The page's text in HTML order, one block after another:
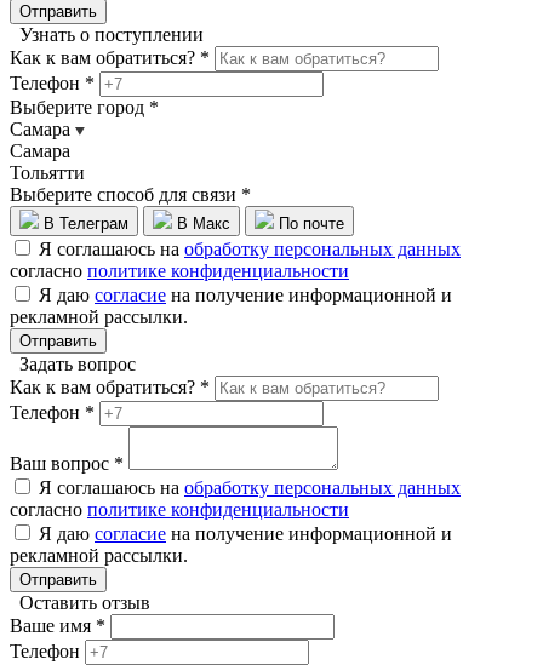
Отправить
Узнать о поступлении
Как к вам обратиться? *
Телефон *
Выберите город *
Самара
Самара
Тольятти
Выберите способ для связи *
В Телеграм В Макс По почте
Я соглашаюсь на обработку персональных данных
согласно политике конфиденциальности
Я даю согласие на получение информационной и
рекламной рассылки.
Отправить
Задать вопрос
Как к вам обратиться? *
Телефон *
Ваш вопрос *
Я соглашаюсь на обработку персональных данных
согласно политике конфиденциальности
Я даю согласие на получение информационной и
рекламной рассылки.
Отправить
Оставить отзыв
Ваше имя *
Телефон